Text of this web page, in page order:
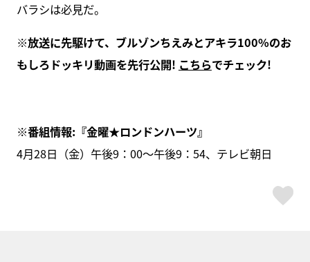
バラシは必見だ。
※放送に先駆けて、ブルゾンちえみとアキラ100%のお
もしろドッキリ動画を先行公開! こちらでチェック!
※番組情報:『金曜★ロンドンハーツ』
4月28日（金）午後9：00～午後9：54、テレビ朝日